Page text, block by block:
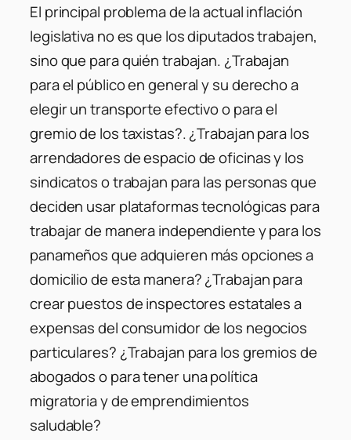
El principal problema de la actual inflación
legislativa no es que los diputados trabajen,
sino que para quién trabajan. ¿Trabajan
para el público en general y su derecho a
elegir un transporte efectivo o para el
gremio de los taxistas?. ¿Trabajan para los
arrendadores de espacio de oficinas y los
sindicatos o trabajan para las personas que
deciden usar plataformas tecnológicas para
trabajar de manera independiente y para los
panameños que adquieren más opciones a
domicilio de esta manera? ¿Trabajan para
crear puestos de inspectores estatales a
expensas del consumidor de los negocios
particulares? ¿Trabajan para los gremios de
abogados o para tener una política
migratoria y de emprendimientos
saludable?